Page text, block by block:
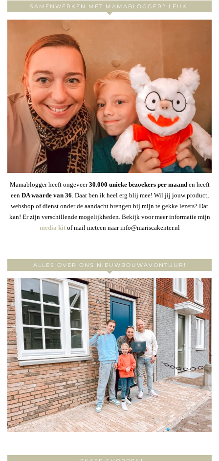
SAMENWERKEN MET MAMABLOGGER? LEUK!
Mamablogger heeft ongeveer30.000 unieke bezoekers per maanden heeft
een DA waarde van 36. Daar ben ik heel erg blij mee! Wil jij jouw product,
webshop of dienst onder de aandacht brengen bij mijn te gekke lezers? Dat
kan! Er zijn verschillende mogelijkheden. Bekijk voor meer informatie mijn
media kitof mail meteen naar info@mariscakenter.nl
ALLES OVER ONS NIEUWBOUWAVONTUUR!